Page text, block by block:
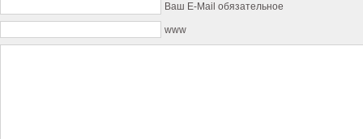
Ваш E-Mail обязательное
www